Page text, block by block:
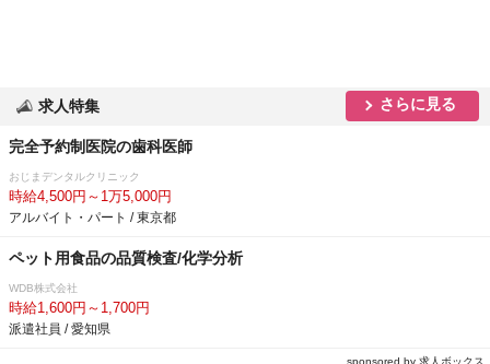
求人特集 さらに見る
完全予約制医院の歯科医師
おじまデンタルクリニック
時給4,500円～1万5,000円
アルバイト・パート / 東京都
ペット用食品の品質検査/化学分析
WDB株式会社
時給1,600円～1,700円
派遣社員 / 愛知県
sponsored by 求人ボックス